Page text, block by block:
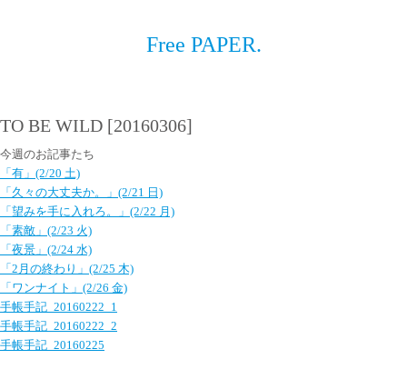
Free PAPER.
TO BE WILD [20160306]
今週のお記事たち
「有」(2/20 土)
「久々の大丈夫か。」(2/21 日)
「望みを手に入れろ。」(2/22 月)
「素敵」(2/23 火)
「夜景」(2/24 水)
「2月の終わり」(2/25 木)
「ワンナイト」(2/26 金)
手帳手記_20160222_1
手帳手記_20160222_2
手帳手記_20160225